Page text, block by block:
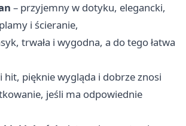
– przyjemny w dotyku, elegancki,
i ścieranie,
trwała i wygodna, a do tego łatwa
hit, pięknie wygląda i dobrze znosi
jeśli ma odpowiednie